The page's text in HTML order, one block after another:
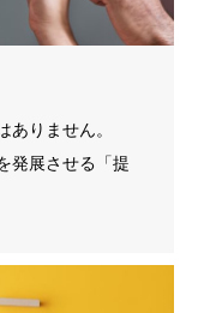
りません。
発展させる「提